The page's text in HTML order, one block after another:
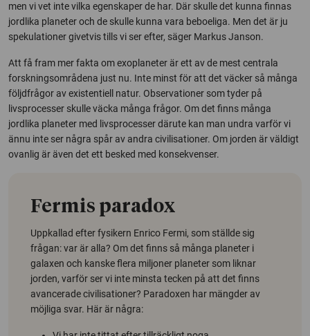
men vi vet inte vilka egenskaper de har. Där skulle det kunna finnas
jordlika planeter och de skulle kunna vara beboeliga. Men det är ju
spekulationer givetvis tills vi ser efter, säger Markus Janson.
Att få fram mer fakta om exoplaneter är ett av de mest centrala
forskningsområdena just nu. Inte minst för att det väcker så många
följdfrågor av existentiell natur. Observationer som tyder på
livsprocesser skulle väcka många frågor. Om det finns många
jordlika planeter med livsprocesser därute kan man undra varför vi
ännu inte ser några spår av andra civilisationer. Om jorden är väldigt
ovanlig är även det ett besked med konsekvenser.
Fermis paradox
Uppkallad efter fysikern Enrico Fermi, som ställde sig
frågan: var är alla? Om det finns så många planeter i
galaxen och kanske flera miljoner planeter som liknar
jorden, varför ser vi inte minsta tecken på att det finns
avancerade civilisationer? Paradoxen har mängder av
möjliga svar. Här är några: